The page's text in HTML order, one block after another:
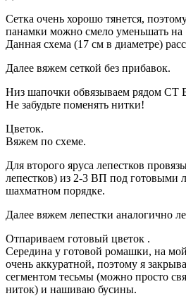
Сетка очень хорошо тянется,
панамки можно смело уменьшать на
Данная схема (17 см в диаметре)
Далее вяжем сеткой без прибавок.
Низ шапочки обвязываем рядом СТ
Не забудьте поменять нитки!
Цветок.
Вяжем по схеме.
Для второго яруса лепестков
лепестков) из 2-3 ВП под готовыми
шахматном порядке.
Далее вяжем лепестки аналогично
Отпариваем готовый цветок .
Середина у готовой ромашки, на мой
очень аккуратной, поэтому я
сегментом тесьмы (можно просто
ниток) и нашиваю бусины.